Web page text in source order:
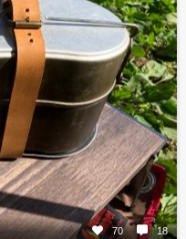
70 18